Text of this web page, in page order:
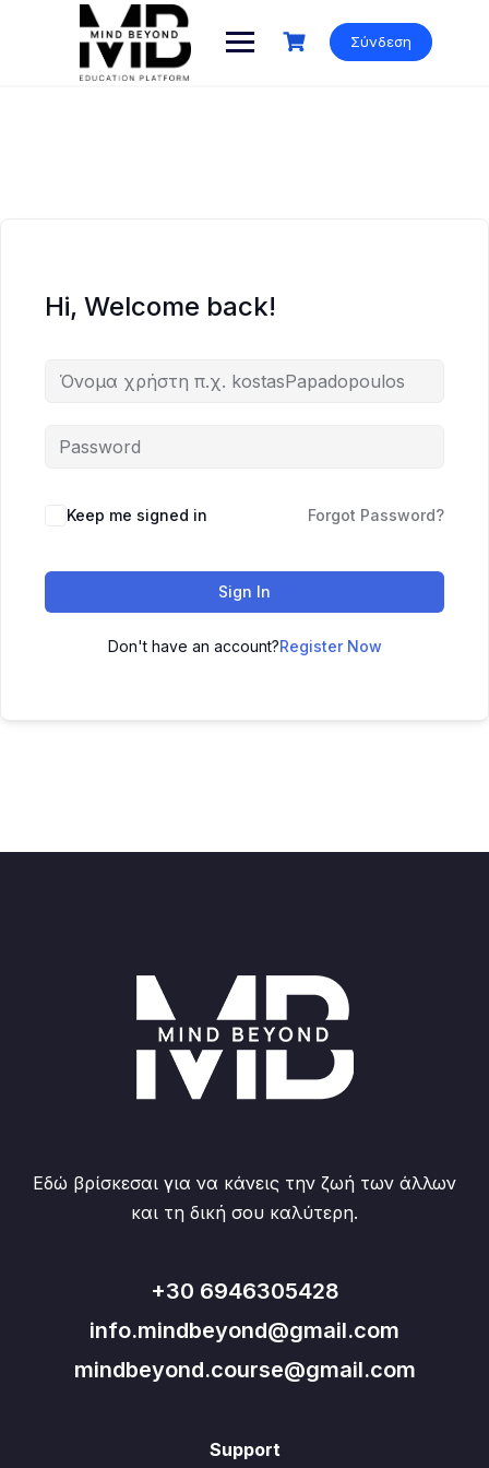
Σύνδεση
Hi, Welcome back!
Keep me signed in Forgot Password?
Sign In
Don't have an account?Register Now
Εδώ βρίσκεσαι για να κάνεις την ζωή των άλλων
και τη δική σου καλύτερη.
+30 6946305428
info.mindbeyond@gmail.com
mindbeyond.course@gmail.com
Support